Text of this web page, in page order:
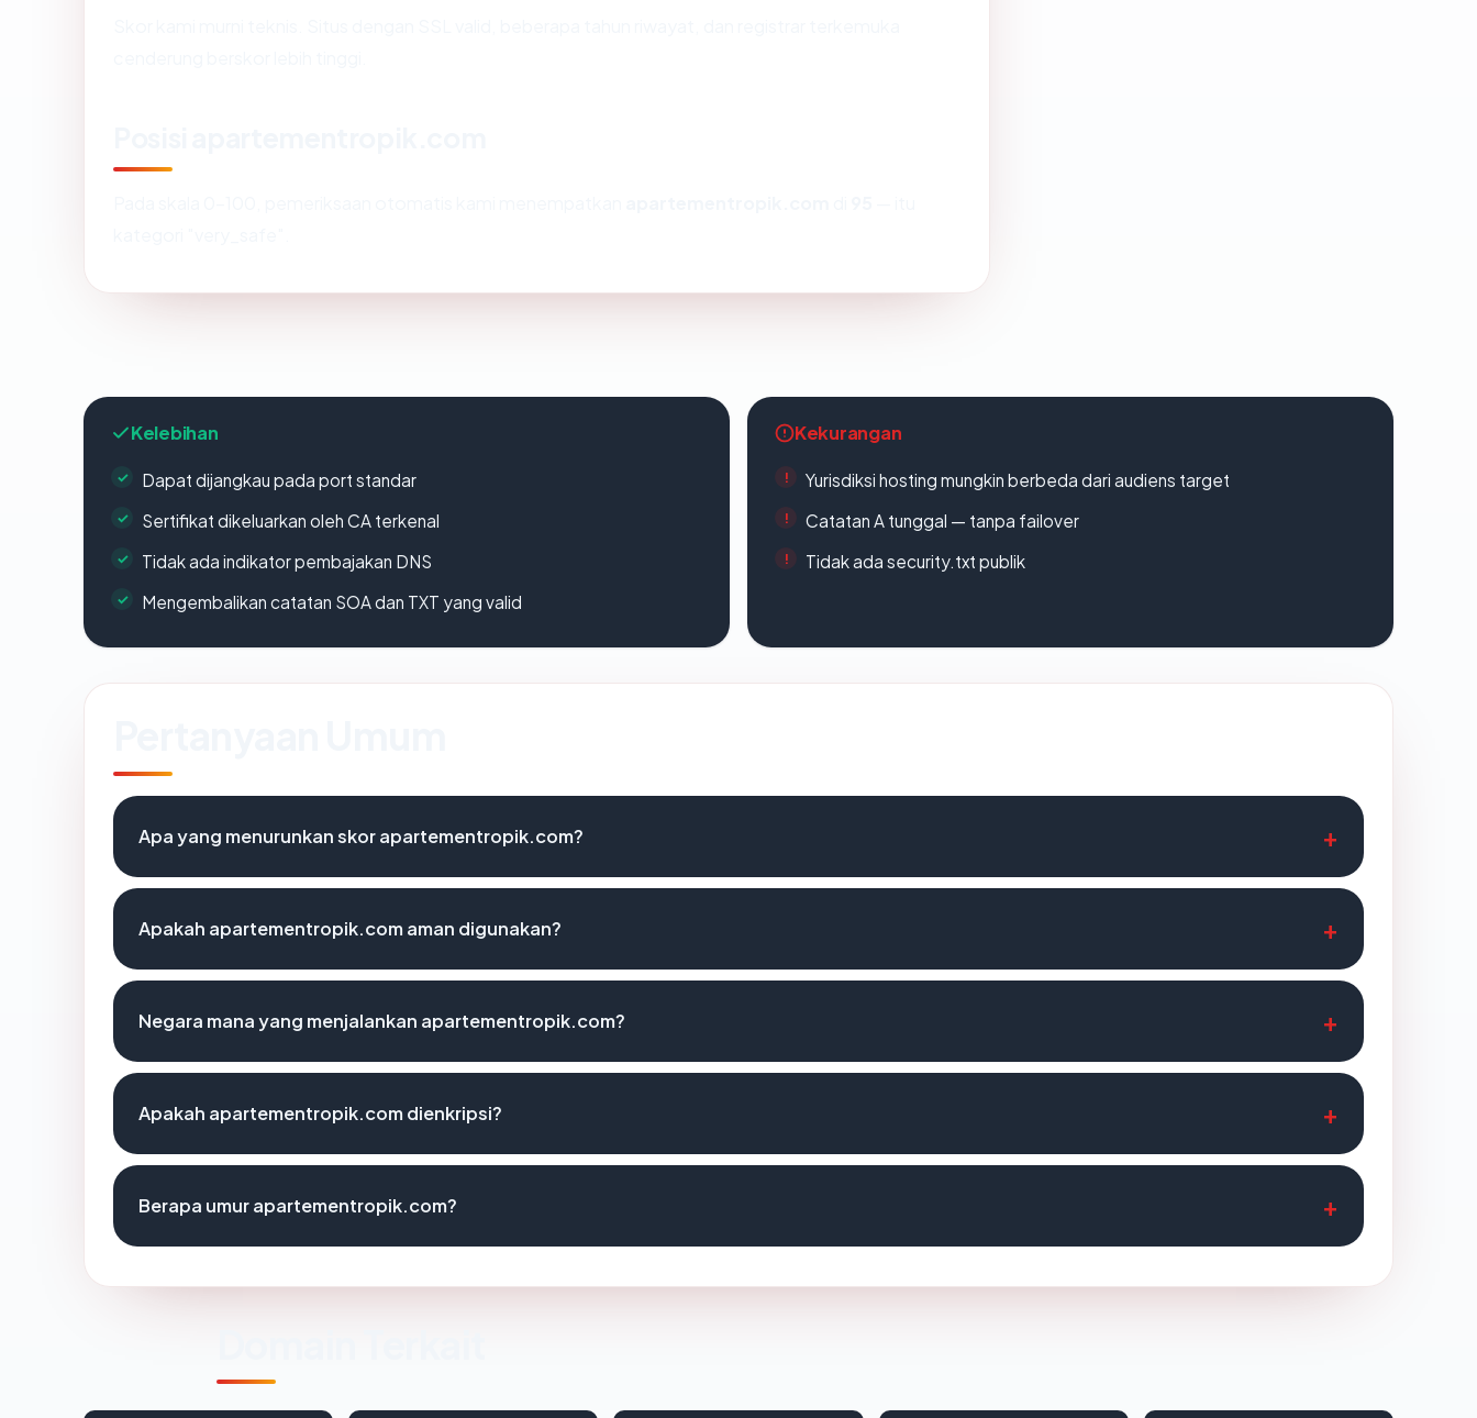
Kelebihan
Dapat dijangkau pada port standar
Sertifikat dikeluarkan oleh CA terkenal
Tidak ada indikator pembajakan DNS
Mengembalikan catatan SOA dan TXT yang valid
Kekurangan
Yurisdiksi hosting mungkin berbeda dari audiens target
Catatan A tunggal — tanpa failover
Tidak ada security.txt publik
Apa yang menurunkan skor apartementropik.com?
Apakah apartementropik.com aman digunakan?
Negara mana yang menjalankan apartementropik.com?
Apakah apartementropik.com dienkripsi?
Berapa umur apartementropik.com?